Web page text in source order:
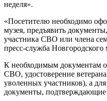
неделя».
«Посетителю необходимо
музея, предъявить
участника СВО или члена
пресс-служба Новгородского
К необходимым документам
СВО, удостоверение
уволенных участников), а
документы, подтверждающие